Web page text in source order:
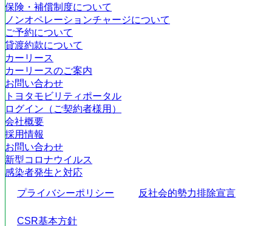
保険・補償制度について
ノンオペレーションチャージについて
ご予約について
貸渡約款について
カーリース
カーリースのご案内
お問い合わせ
トヨタモビリティポータル
ログイン（ご契約者様用）
会社概要
採用情報
お問い合わせ
新型コロナウイルス
感染者発生と対応
プライバシーポリシー
反社会的勢力排除宣言
CSR基本方針